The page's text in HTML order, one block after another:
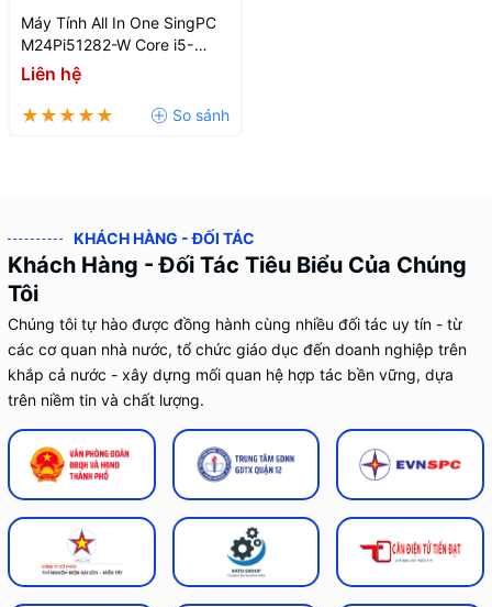
Máy Tính All In One SingPC
M24Pi51282-W Core i5-
12400
Liên hệ
KHÁCH HÀNG - ĐỐI TÁC
Khách Hàng - Đối Tác Tiêu Biểu Của Chúng
Tôi
Chúng tôi tự hào được đồng hành cùng nhiều đối tác uy tín - từ
các cơ quan nhà nước, tổ chức giáo dục đến doanh nghiệp trên
khắp cả nước - xây dựng mối quan hệ hợp tác bền vững, dựa
trên niềm tin và chất lượng.